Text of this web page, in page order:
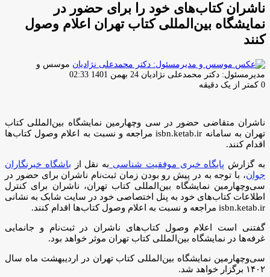
ناشران کتاب‌های خود را برای حضور در
نمایشگاه بین‌المللی کتاب تهران اعلام وصول
کنند
موسس و
مدیرمسئول: دکتر محمدعلی نژادیان ارسال
24 بهمن 1401 02:33
0 کمتر از یک دقیقه
ناشران متقاضی حضور در سی وچهارمین نمایشگاه بین‌المللی کتاب
تهران به سامانه isbn.ketab.ir مراجعه و نسبت به اعلام وصول کتاب‌ها
اقدام کنند.
به گزارش پایگاه خبری موفقیت شناسی به نقل از باشگاه خبرنگاران
جوان، با توجه به در پیش رو بودن زمان ثبت‌نام ناشران برای حضور در
سی‌وچهارمین نمایشگاه بین‌المللی کتاب تهران، ناشران برای کنترل
اطلاعات کتاب‌های خود به پنل اختصاصی خود در سایت شابک به نشانی
isbn.ketab.ir مراجعه و نسبت به اعلام وصول کتاب‌ها اقدام کنند.
گفتنی است اعلام وصول کتاب‌های ناشران در ثبت‌نام و جانمایی
غرفه‌ها در نمایشگاه بین‌المللی کتاب تهران موثر خواهد بود.
سی‌وچهارمین نمایشگاه بین‌المللی کتاب تهران در اردیبهشت ماه سال
۱۴۰۲ برگزار خواهد شد.